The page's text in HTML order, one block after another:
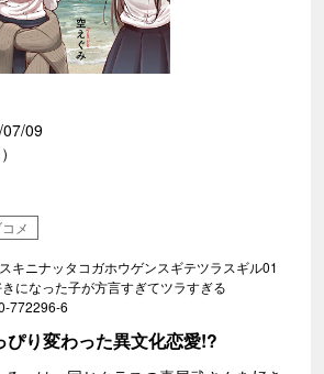
09
メ
キニナッタコガホウゲンスギテツラスギル01
になった子が方言すぎてツラすぎる
772296-6
ぴり変わった異文化恋愛!?